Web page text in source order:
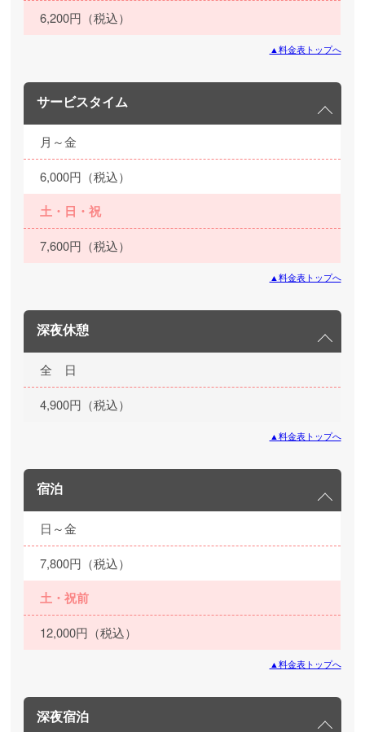
6,200円（税込）
▲料金表トップへ
サービスタイム
月～金
6,000円（税込）
土・日・祝
7,600円（税込）
▲料金表トップへ
深夜休憩
全 日
4,900円（税込）
▲料金表トップへ
宿泊
日～金
7,800円（税込）
土・祝前
12,000円（税込）
▲料金表トップへ
深夜宿泊